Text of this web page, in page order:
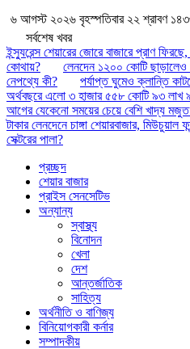
৬ আগস্ট ২০২৬ বৃহস্পতিবার ২২ শ্রাবণ
সর্বশেষ খবর
ইন্স্যুরেন্স শেয়ারের জোরে বাজারে প্রাণ
কোথায়?
লেনদেন ১২০০ কোটি ছাড়ালেও
নেপথ্যে কী?
পর্যাপ্ত ঘুমেও ক্লান্তি
অর্থবছরে এলো ৩ হাজার ৫৫৮ কোটি ৯৩ লাখ ৯০
আগের যেকেনো সময়ের চেয়ে বেশি খাদ্য
টাকার লেনদেনে চাঙ্গা শেয়ারবাজার,
সেক্টরের পালা?
প্রচ্ছদ
শেয়ার বাজার
প্রাইস সেনসেটিভ
অন্যান্য
স্বাস্থ্য
বিনোদন
খেলা
দেশ
আন্তর্জাতিক
সাহিত্য
অর্থনীতি ও বাণিজ্য
বিনিয়োগকারী কর্নার
সম্পাদকীয়